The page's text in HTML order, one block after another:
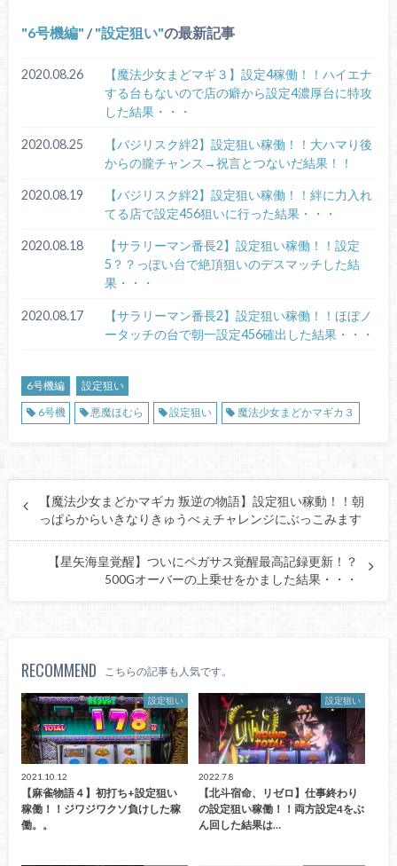
6号機編 / 設定狙い の最新記事
2020.08.26
【魔法少女まどマギ３】設定4稼働！！ハイエナ
する台もないので店の癖から設定4濃厚台に特攻
した結果・・・
2020.08.25
【バジリスク絆2】設定狙い稼働！！大ハマり後
からの朧チャンス→祝言とつないだ結果！！
2020.08.19
【バジリスク絆2】設定狙い稼働！！絆に力入れ
てる店で設定456狙いに行った結果・・・
2020.08.18
【サラリーマン番長2】設定狙い稼働！！設定
5？？っぽい台で絶頂狙いのデスマッチした結
果・・・
2020.08.17
【サラリーマン番長2】設定狙い稼働！！ほぼノ
ータッチの台で朝一設定456確出した結果・・・
6号機編
設定狙い
6号機
悪魔ほむら 設定狙い 魔法少女まどかマギカ３
【魔法少女まどかマギカ 叛逆の物語】設定狙い稼動！！朝
っぱらからいきなりきゅうべぇチャレンジにぶっこみます
【星矢海皇覚醒】ついにペガサス覚醒最高記録更新！？
500Gオーバーの上乗せをかました結果・・・
RECOMMEND こちらの記事も人気です。
設定狙い
2021.10.12
【麻雀物語４】初打ち+設定狙い
稼働！！ジワジワクソ負けした稼
働。。
設定狙い
2022.7.8
【北斗宿命、リゼロ】仕事終わり
の設定狙い稼働！！両方設定4をぶ
ん回した結果は…